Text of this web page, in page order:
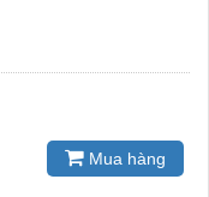
Mua hàng